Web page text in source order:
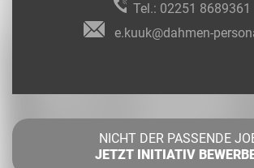
Tel.: 02251 8689361
e.kuuk@dahmen-
NICHT DER PASSENDE
JETZT INITIATIV